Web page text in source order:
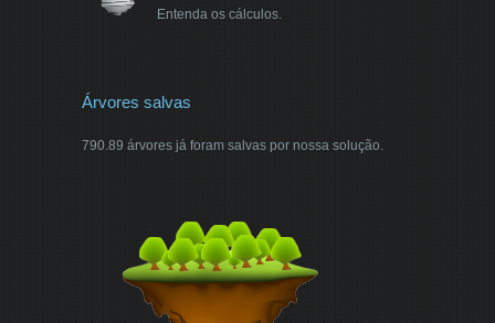
Entenda os cálculos.
Árvores salvas
790.89 árvores já foram salvas por nossa solução.